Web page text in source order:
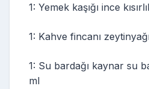
1: Yemek kaşığı ince
1: Kahve fincanı
1: Su bardağı kaynar su
ml